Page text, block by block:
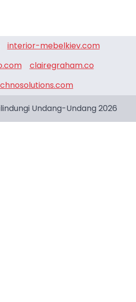
interior-mebelkiev.com
clairegraham.co
Undang-Undang 2026